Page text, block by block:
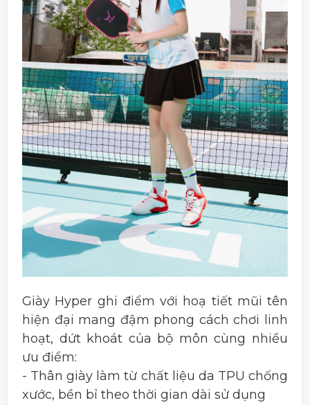
Giày Hyper ghi điểm với hoạ tiết mũi tên
hiện đại mang đậm phong cách chơi linh
hoạt, dứt khoát của bộ môn cùng nhiều
ưu điểm:
- Thân giày làm từ chất liệu da TPU chống
xước, bền bỉ theo thời gian dài sử dụng